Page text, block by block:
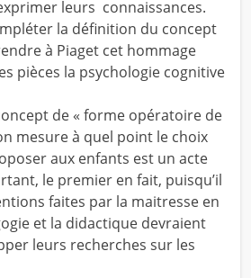
leurs connaissances.
la définition du concept
à Piaget cet hommage
pièces la psychologie cognitive
de « forme opératoire de
mesure à quel point le choix
aux enfants est un acte
le premier en fait, puisqu’il
faites par la maitresse en
et la didactique devraient
leurs recherches sur les